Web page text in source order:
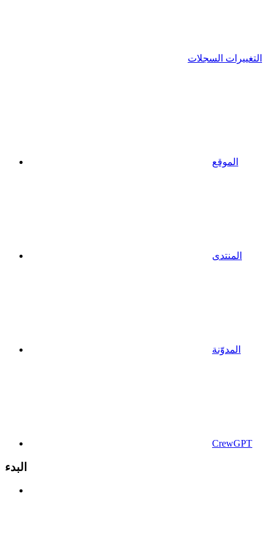
التغييرات السجلات
الموقع
المنتدى
المدوّنة
CrewGPT
البدء